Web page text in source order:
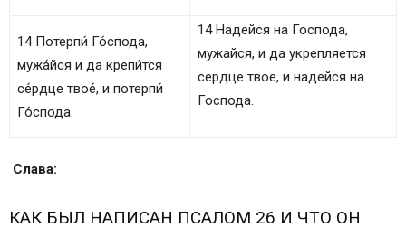
14 Потерпи́ Го́спода,
мужа́йся и да крепи́тся
се́рдце твое́, и потерпи́
Го́спода.
14 Надейся на Господа,
мужайся, и да укрепляется
сердце твое, и надейся на
Господа.
Слава:
КАК БЫЛ НАПИСАН ПСАЛОМ 26 И ЧТО ОН